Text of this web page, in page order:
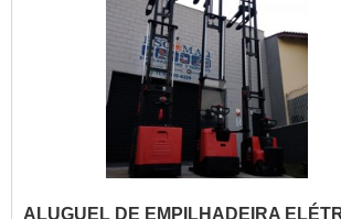
manobrabilidade e baixo custo operacional,
ideais para paletização intermitente,
produtivo e movimentações
ambientes como armazéns,
comércios. A Alphaquip, distribuidora autorizada
Paletrans, disponibiliza pronta-
consultoria técnica, suporte local
condições comerciais flexíveis e pós-venda
ALUGUEL DE EMPILHADEIRA